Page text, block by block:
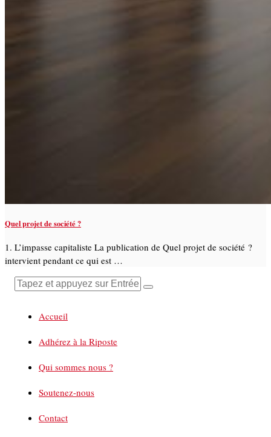
Quel projet de société ?
1. L’impasse capitaliste La publication de Quel projet de société ?
intervient pendant ce qui est …
Accueil
Adhérez à la Riposte
Qui sommes nous ?
Soutenez-nous
Contact